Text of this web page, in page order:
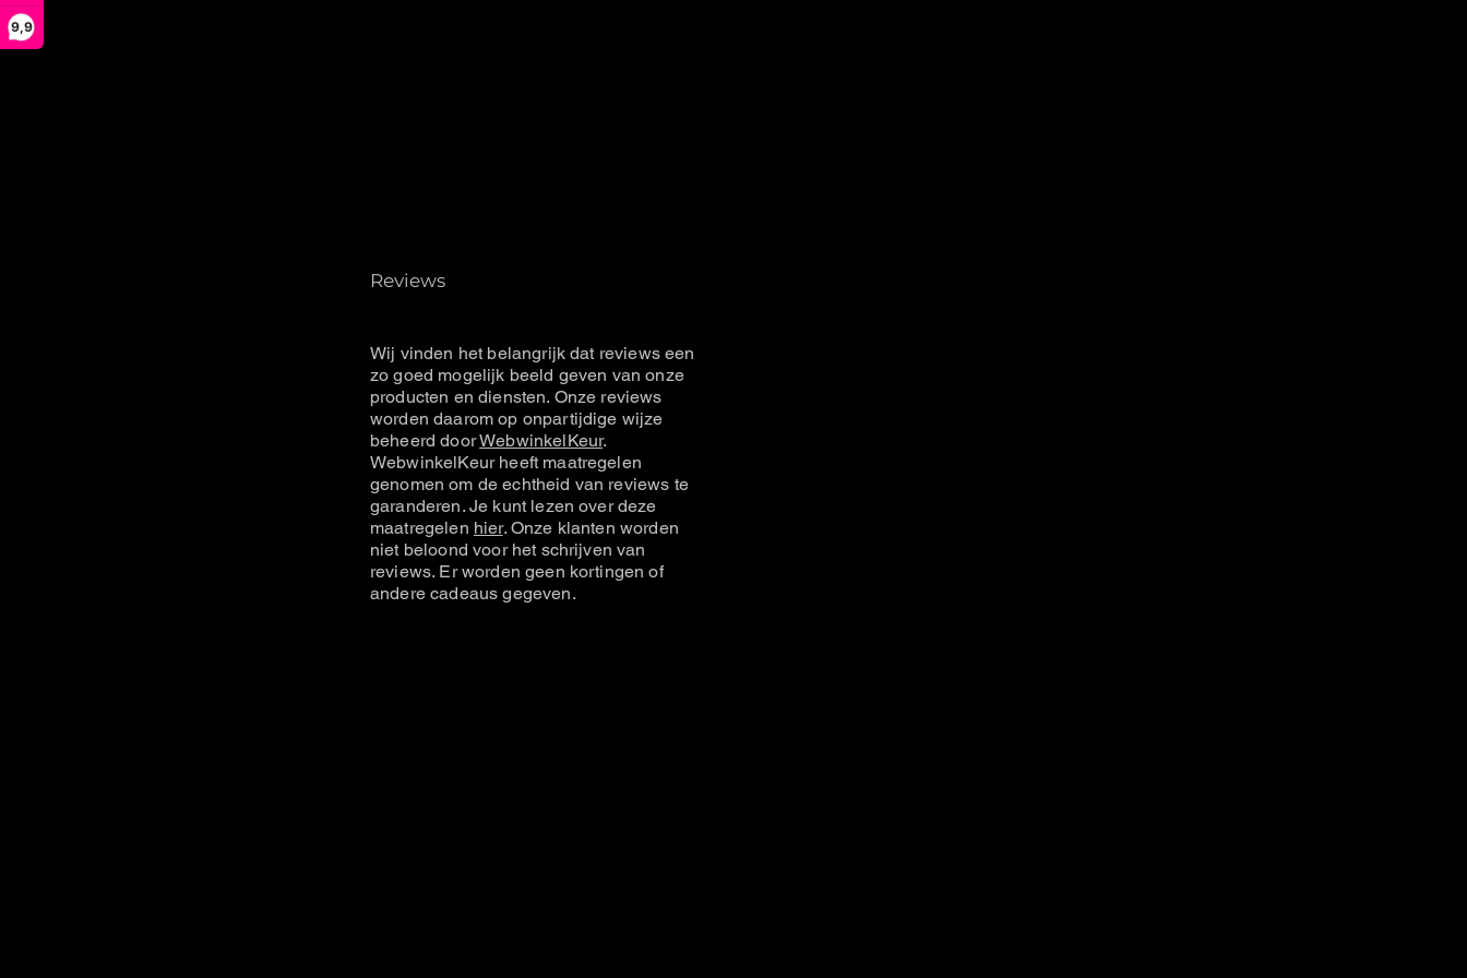
9,9
Reviews
Wij vinden het belangrijk dat reviews een
zo goed mogelijk beeld geven van onze
producten en diensten. Onze reviews
worden daarom op onpartijdige wijze
beheerd doorWebwinkelKeur.
WebwinkelKeur heeft maatregelen
genomen om de echtheid van reviews te
garanderen. Je kunt lezen over deze
maatregelen hier. Onze klanten worden
niet beloond voor het schrijven van
reviews. Er worden geen kortingen of
andere cadeaus gegeven.